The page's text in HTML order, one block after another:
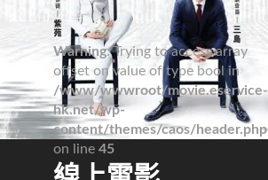
Warning: Trying to access array
offset on value of type bool in
/www/wwwroot/movie.eservice-
hk.net/wp-
content/themes/caos/header.php
on line 45